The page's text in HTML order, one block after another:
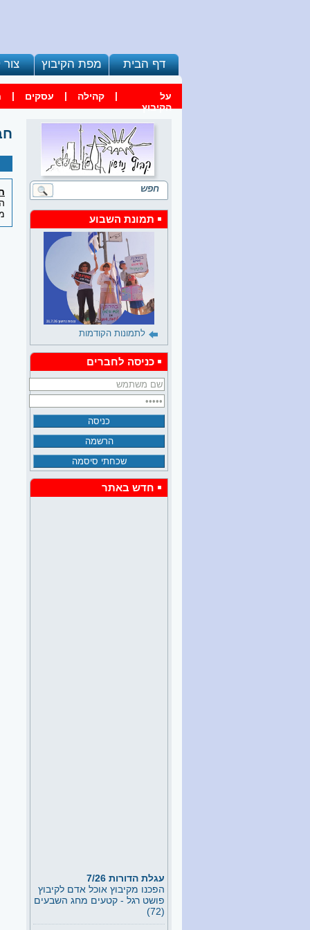
דף הבית מפת הקיבוץ
על
הקיבוץ
| קהילה | עסקים |
תמונת השבוע
לתמונות הקודמות
כניסה לחברים
חדש באתר
הפכנו מקיבוץ אוכל אדם לקיבוץ
פושט רגל - קטעים מחג השבעים
(72)
הפיכת חצר - חלק ב 8/26